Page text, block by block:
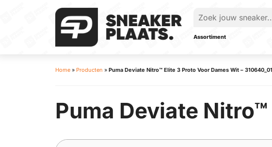
Assortiment
Home » Producten » Puma Deviate Nitro™ Elite 3 Proto Voor Dames Wit – 310640_01
Puma Deviate